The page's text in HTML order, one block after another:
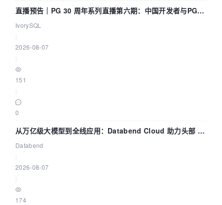
直播预告｜PG 30 周年系列直播第六期：中国开发者与PG内
核——我们改得动吗？我们贡献了什么？
IvorySQL
2026-08-07
151
0
从万亿级大模型到全线应用：Databend Cloud 助力头部 AI
企业构建全链路 Trace 数据管道
Databend
2026-08-07
174